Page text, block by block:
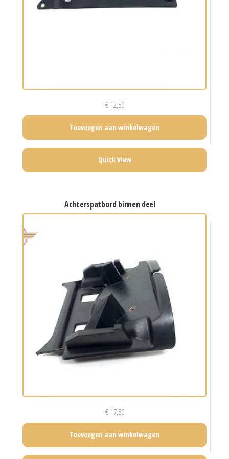
€12,50
Toevoegen aan winkelwagen
Quick View
achterspatbord binnen deel
€17,50
Toevoegen aan winkelwagen